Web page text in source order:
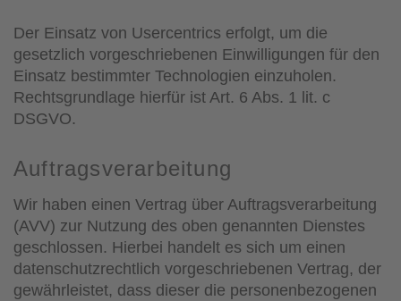
Der Einsatz von Usercentrics erfolgt, um die
gesetzlich vorgeschriebenen Einwilligungen für den
Einsatz bestimmter Technologien einzuholen.
Rechtsgrundlage hierfür ist Art. 6 Abs. 1 lit. c
DSGVO.
Auftragsverarbeitung
Wir haben einen Vertrag über Auftragsverarbeitung
(AVV) zur Nutzung des oben genannten Dienstes
geschlossen. Hierbei handelt es sich um einen
datenschutzrechtlich vorgeschriebenen Vertrag, der
gewährleistet, dass dieser die personenbezogenen